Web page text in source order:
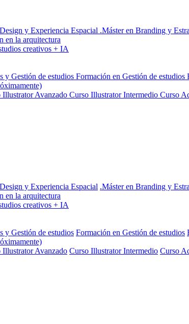
y Experiencia Espacial .Máster en Branding y
en la arquitectura
creativos + IA
y Gestión de estudios Formación en Gestión de estudios
Illustrator Avanzado Curso Illustrator Intermedio Curso
y Experiencia Espacial .Máster en Branding y
en la arquitectura
creativos + IA
y Gestión de estudios Formación en Gestión de estudios
Illustrator Avanzado Curso Illustrator Intermedio Curso